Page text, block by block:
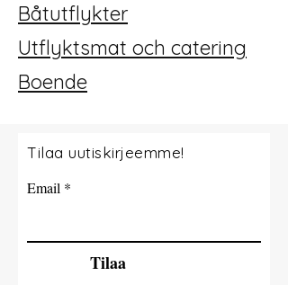
Båtutflykter
Utflyktsmat och catering
Boende
Tilaa uutiskirjeemme!
Email
Tilaa